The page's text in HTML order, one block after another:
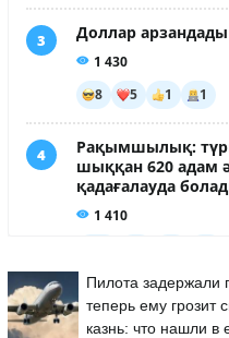
Пилота задержали
теперь ему грозит
казнь: что нашли в